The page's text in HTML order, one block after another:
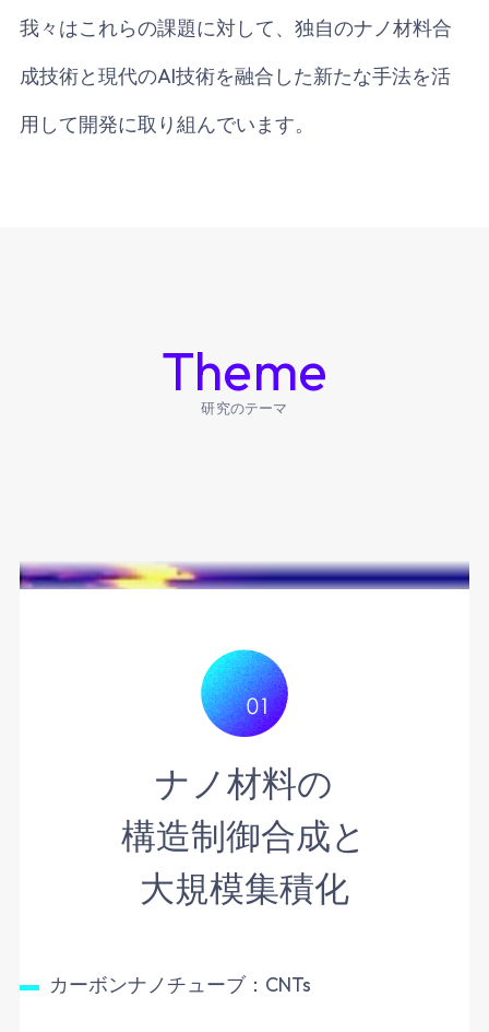
我々はこれらの課題に対して、独自のナノ材料合
成技術と現代のAI技術を融合した新たな手法を活
用して開発に取り組んでいます。
Theme
研究のテーマ
ナノ材料の
構造制御合成と
大規模集積化
カーボンナノチューブ：CNTs